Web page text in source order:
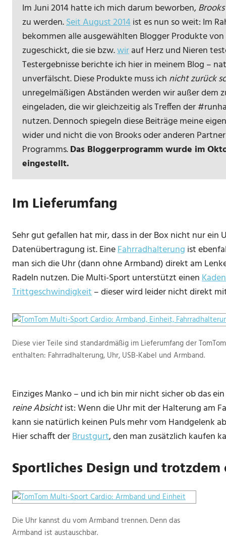
Im Juni 2014 hatte ich mich darum beworben,
zu werden.Seit August 2014ist es nun so weit: Im
bekommen alle ausgewählten Blogger Produkte
zugeschickt, die sie bzw.wirauf Herz und Nieren
Testergebnisse berichte ich hier in meinem Blog –
unverfälscht. Diese Produkte muss ich nicht zurück
unregelmäßigen Abständen werden wir außer dem
eingeladen, die wir gleichzeitig als Treffen der
nutzen. Dennoch spiegeln diese Beiträge meine
wider und nicht die von Brooks oder anderen
Programms.Das Bloggerprogramm wurde im
eingestellt.
Im Lieferumfang
Sehr gut gefallen hat mir, dass in der Box nicht nur ein
Datenübertragung ist. EineFahrradhalterung ist
man sich die Uhr (dann ohne Armband) direkt am
Radeln nutzen. Die Multi-Sport unterstützt einen
Trittgeschwindigkeit– dieser wird leider nicht direkt
Diese vier Teile sind standardmäßig im Lieferumfang der
enthalten: Fahrradhalterung, Uhr, USB-Kabel und Armband.
Einziges Manko – und ich bin mir nicht sicher ob das
reine Absichtist: Wenn die Uhr mit der Halterung am
kann sie natürlich keinen Puls mehr vom Handgelenk
Hier schafft derBrustgurt, den man zusätzlich kaufen
Sportliches Design und trotzdem
Die Uhr kannst du vom Armband trennen. Denn das
Armband ist austauschbar.